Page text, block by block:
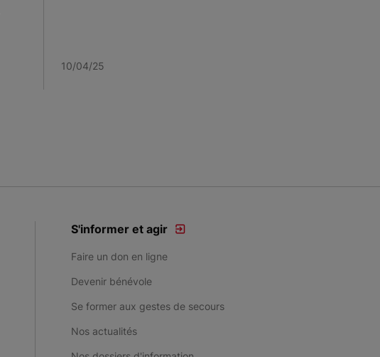
10/04/25
S'informer et agir
Faire un don en ligne
Devenir bénévole
Se former aux gestes de secours
Nos actualités